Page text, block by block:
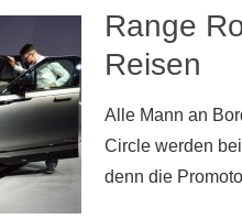
Range
Reisen
Alle Mann an
Circle werden
denn die